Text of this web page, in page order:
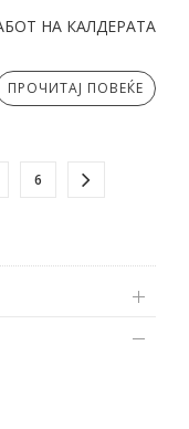
НА КАЛДЕРАТА
ПРОЧИТАЈ ПОВЕЌЕ
6